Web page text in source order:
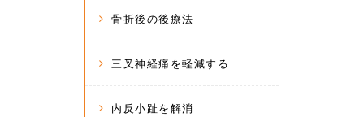
骨折後の後療法
三叉神経痛を軽減する
内反小趾を解消